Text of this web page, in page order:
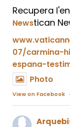
Recupera
Newstican
07/carmina-
espana-
Photo
View on Facebook ·